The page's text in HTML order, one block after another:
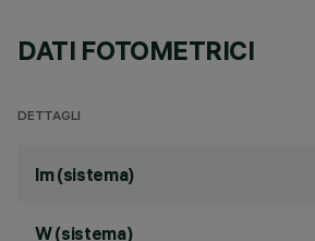
DATI FOTOMETRICI
DETTAGLI
lm (sistema)
W (sistema)